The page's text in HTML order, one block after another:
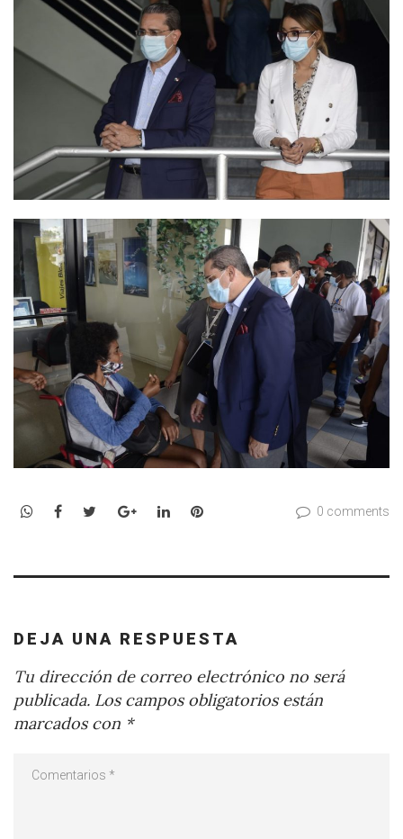
WhatsApp
Facebook
TwitterGoogle+LinkedInPinterest 0 comments
DEJA UNA RESPUESTA
Tu dirección de correo electrónico no será
publicada. Los campos obligatorios están
marcados con *